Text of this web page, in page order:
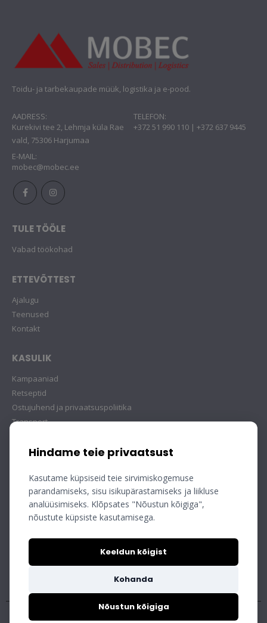
Toidu- ja tarbekaupade müük, logistika ja e-pood.
AADRESS:
Kurekivi tee 2, Lehmja küla Rae
vald, 75306 Harjumaa
TELEFON:
+372 51 990 110 | +372 637 9445
E-MAIL:
mobec@mobec.ee
TULE TÖÖLE
Vabad töökohad
ETTEVÕTTEST
Ajalugu
Teenused
Kontakt
KASULIK
Kampaaniad
Retseptid
Ostujuhend ja privaatsuspoliitika
Transport
Hindame teie privaatsust
Kasutame küpsiseid teie sirvimiskogemuse
parandamiseks, sisu isikupärastamiseks ja liikluse
analüüsimiseks. Klõpsates "Nõustun kõigiga",
nõustute küpsiste kasutamisega.
Nõustun kõigiga
Keeldun kõigist
Kohanda